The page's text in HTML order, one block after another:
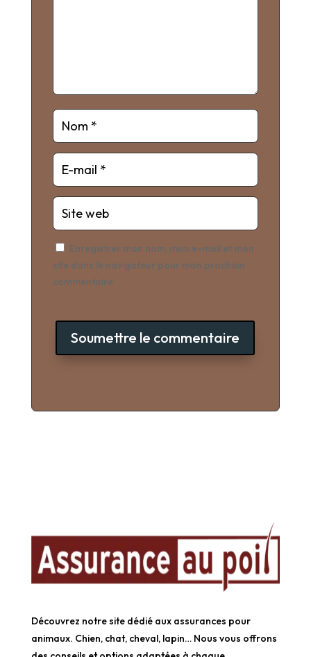
Enregistrer mon nom, mon e-mail et mon
site dans le navigateur pour mon prochain
commentaire.
Soumettre le commentaire
Découvrez notre site dédié aux assurances pour
animaux. Chien, chat, cheval, lapin… Nous vous offrons